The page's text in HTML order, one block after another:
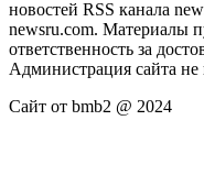
новостей RSS канала
newsru.com. Материалы
ответственность за
Администрация сайта не
Сайт от bmb2 @ 2024